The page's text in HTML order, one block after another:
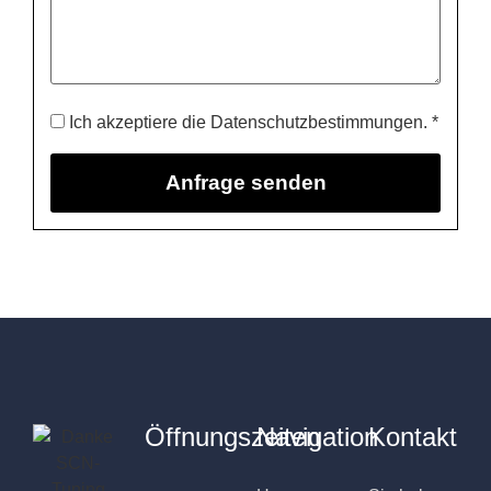
Ich akzeptiere die Datenschutzbestimmungen. *
Öffnungszeiten
NavigationKontakt